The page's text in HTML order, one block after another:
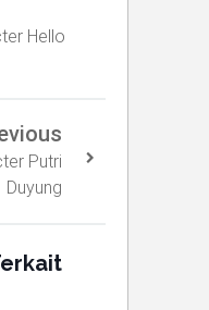
Hello
Putri
Duyung